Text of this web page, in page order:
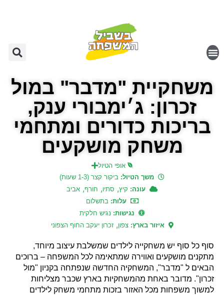
משחקיית "מדבר" במול
זכרון: ג׳ימבורי ענק,
בריכות כדורים ומתחמי
משחק מושקעים
אופי הטיול
משך הטיול: ביקור קצר (1-3 שעות)
עונה: קיץ, סתיו, חורף, אביב
עלות:בתשלום
נגישות: נגיש חלקית
איזור בארץ:צפון, זכרון יעקב החוף הצפוני
סוף כל סוף יש משחקייה לילדים שמשלבת עיצוב מיוחד,
מתקנים מושקעים ואווירה שמתאימה לכל המשפחה – ברוכים
הבאים ל "מדבר", המשחקיה החדשה שנפתחה בקניון "מול
זכרון". מדובר באחת מהמשחקיות בארץ שכבר מצליחות
למשוך משפחות מכל האזור בזכות מתחמי משחק לילדים